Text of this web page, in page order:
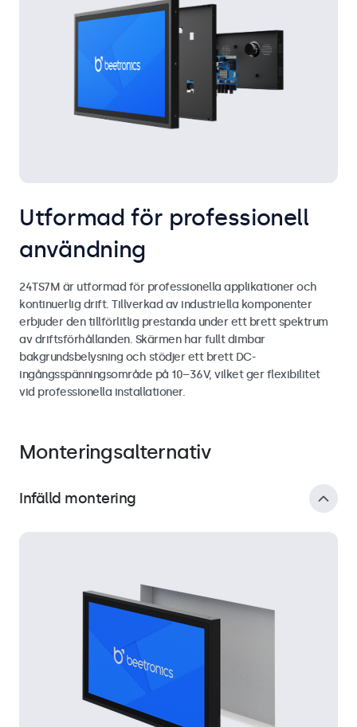
Utformad för professionell
användning
24TS7M är utformad för professionella applikationer och
kontinuerlig drift. Tillverkad av industriella komponenter
erbjuder den tillförlitlig prestanda under ett brett spektrum
av driftsförhållanden. Skärmen har fullt dimbar
bakgrundsbelysning och stödjer ett brett DC-
ingångsspänningsområde på 10–36V, vilket ger flexibilitet
vid professionella installationer.
Monteringsalternativ
Infälld montering